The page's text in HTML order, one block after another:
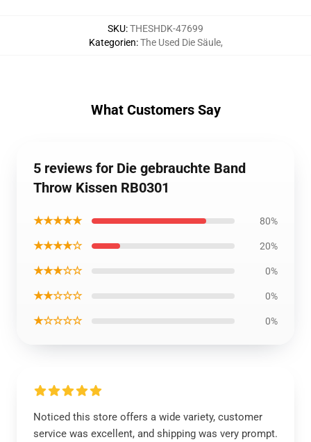
SKU:THESHDK-47699
Kategorien:The Used Die Säule,
What Customers Say
5 reviews for Die gebrauchte Band
Throw Kissen RB0301
★★★★★ 80%
★★★★☆ 20%
★★★☆☆ 0%
★★☆☆☆ 0%
★☆☆☆☆ 0%
Noticed this store offers a wide variety, customer
service was excellent, and shipping was very prompt.